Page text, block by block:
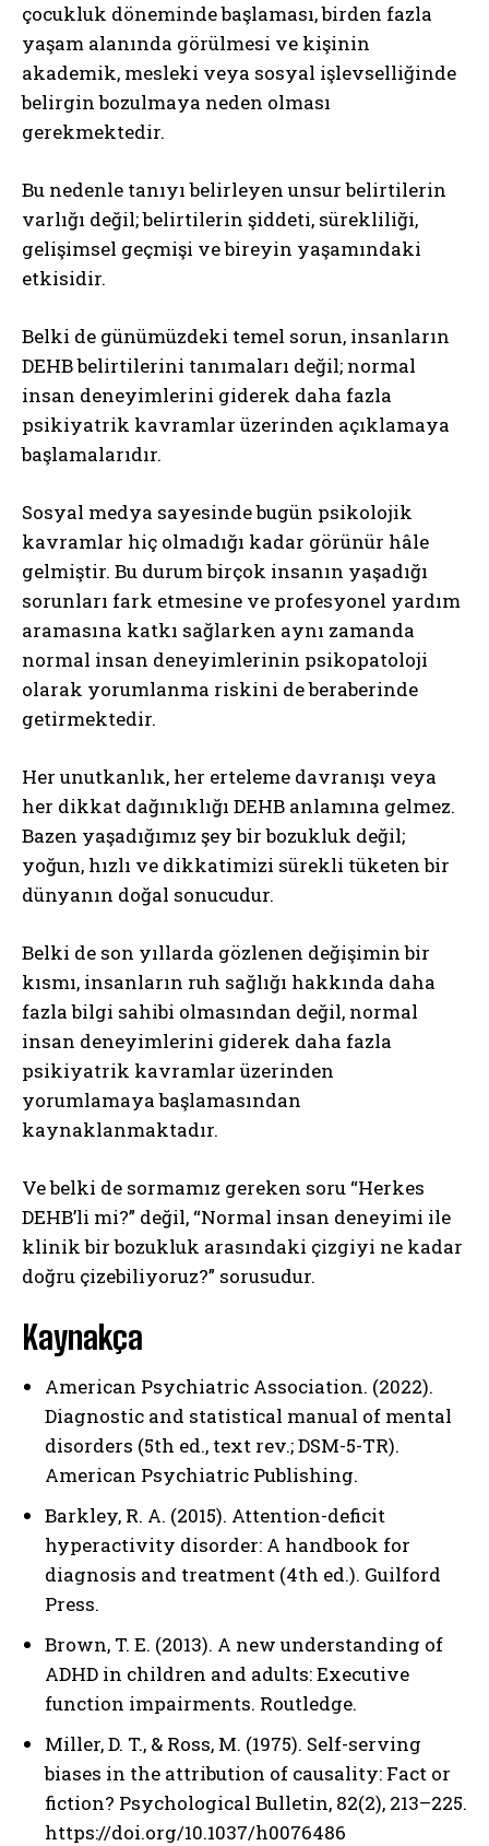
ABONE OL
çocukluk döneminde başlaması, birden fazla
yaşam alanında görülmesi ve kişinin
akademik, mesleki veya sosyal işlevselliğinde
belirgin bozulmaya neden olması
gerekmektedir.
Bu nedenle tanıyı belirleyen unsur belirtilerin
varlığı değil; belirtilerin şiddeti, sürekliliği,
gelişimsel geçmişi ve bireyin yaşamındaki
etkisidir.
Belki de günümüzdeki temel sorun, insanların
DEHB belirtilerini tanımaları değil; normal
insan deneyimlerini giderek daha fazla
psikiyatrik kavramlar üzerinden açıklamaya
başlamalarıdır.
Sosyal medya sayesinde bugün psikolojik
kavramlar hiç olmadığı kadar görünür hâle
gelmiştir. Bu durum birçok insanın yaşadığı
sorunları fark etmesine ve profesyonel yardım
aramasına katkı sağlarken aynı zamanda
normal insan deneyimlerinin psikopatoloji
olarak yorumlanma riskini de beraberinde
getirmektedir.
Her unutkanlık, her erteleme davranışı veya
her dikkat dağınıklığı DEHB anlamına gelmez.
Bazen yaşadığımız şey bir bozukluk değil;
yoğun, hızlı ve dikkatimizi sürekli tüketen bir
dünyanın doğal sonucudur.
Belki de son yıllarda gözlenen değişimin bir
kısmı, insanların ruh sağlığı hakkında daha
fazla bilgi sahibi olmasından değil, normal
insan deneyimlerini giderek daha fazla
psikiyatrik kavramlar üzerinden
yorumlamaya başlamasından
kaynaklanmaktadır.
Ve belki de sormamız gereken soru “Herkes
DEHB’li mi?” değil, “Normal insan deneyimi ile
klinik bir bozukluk arasındaki çizgiyi ne kadar
doğru çizebiliyoruz?” sorusudur.
Kaynakça
American Psychiatric Association. (2022).
Diagnostic and statistical manual of mental
disorders (5th ed., text rev.; DSM-5-TR).
American Psychiatric Publishing.
Barkley, R. A. (2015). Attention-deficit
hyperactivity disorder: A handbook for
diagnosis and treatment (4th ed.). Guilford
Press.
Brown, T. E. (2013). A new understanding of
ADHD in children and adults: Executive
function impairments. Routledge.
Miller, D. T., & Ross, M. (1975). Self-serving
biases in the attribution of causality: Fact or
fiction? Psychological Bulletin, 82(2), 213–225.
https://doi.org/10.1037/h0076486